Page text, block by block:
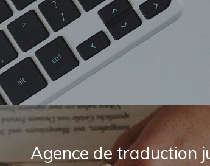
Agence de traduction